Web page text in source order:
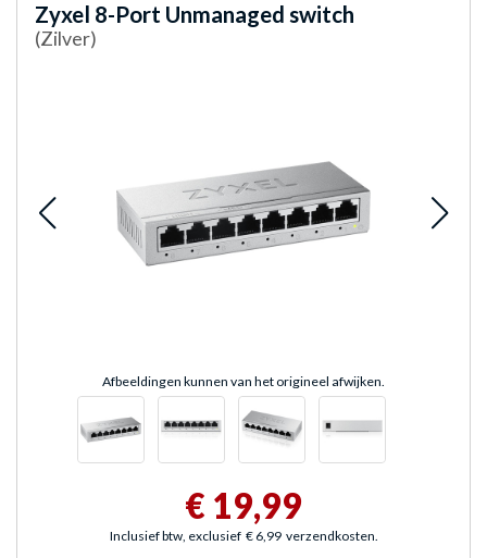
Zyxel 8-Port Unmanaged switch
(Zilver)
Afbeeldingen kunnen van het origineel afwijken.
€ 19,99
Inclusief btw, exclusief € 6,99 verzendkosten.